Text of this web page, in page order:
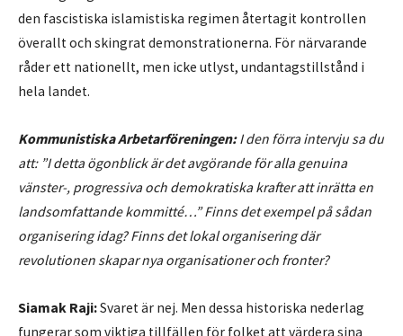
den fascistiska islamistiska regimen återtagit kontrollen
överallt och skingrat demonstrationerna. För närvarande
råder ett nationellt, men icke utlyst, undantagstillstånd i
hela landet.
Kommunistiska Arbetarföreningen:I den förra intervju sa du
att: ”I detta ögonblick är det avgörande för alla genuina
vänster-, progressiva och demokratiska krafter att inrätta en
landsomfattande kommitté…” Finns det exempel på sådan
organisering idag? Finns det lokal organisering där
revolutionen skapar nya organisationer och fronter?
Siamak Raji:Svaret är nej. Men dessa historiska nederlag
fungerar som viktiga tillfällen för folket att värdera sina